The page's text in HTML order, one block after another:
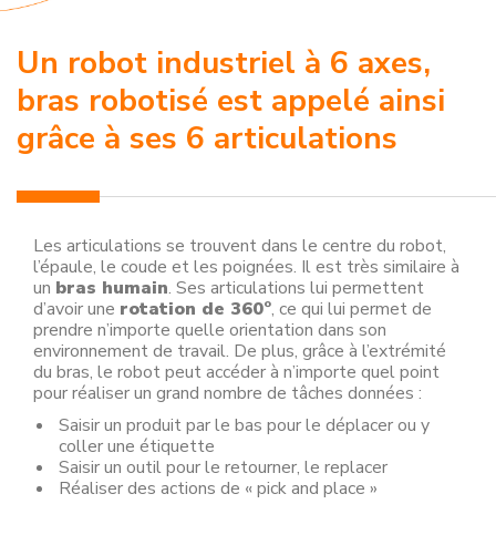
Un robot industriel à 6 axes,
bras robotisé est appelé ainsi
grâce à ses 6 articulations
Les articulations se trouvent dans le centre du robot,
l’épaule, le coude et les poignées. Il est très similaire à
un bras humain. Ses articulations lui permettent
d’avoir une rotation de 360°, ce qui lui permet de
prendre n’importe quelle orientation dans son
environnement de travail. De plus, grâce à l’extrémité
du bras, le robot peut accéder à n’importe quel point
pour réaliser un grand nombre de tâches données :
Saisir un produit par le bas pour le déplacer ou y
coller une étiquette
Saisir un outil pour le retourner, le replacer
Réaliser des actions de « pick and place »